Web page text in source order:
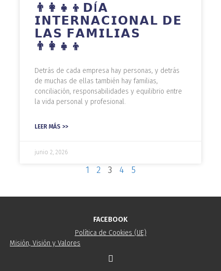
👨‍👩‍👧‍👦𝗗Ɩ́𝗔
𝗜𝗡𝗧𝗘𝗥𝗡𝗔𝗖𝗜𝗢𝗡𝗔𝗟 𝗗𝗘
𝗟𝗔𝗦 𝗙𝗔𝗠𝗜𝗟𝗜𝗔𝗦
👨‍👩‍👧‍👦
Detrás de cada empresa hay personas, y detrás
de muchas de ellas también hay familias,
conciliación, responsabilidades y equilibrio entre
la vida personal y profesional.
LEER MÁS >>
junio 2, 2026
1 2 3 4 5
Misión, Visión y Valores
Política de Cookies (UE)
FACEBOOK